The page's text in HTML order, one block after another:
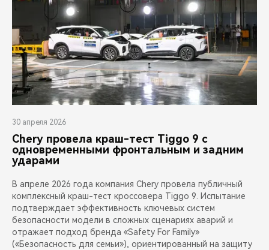
30 апреля 2026
Chery провела краш-тест Tiggo 9 с
одновременными фронтальным и задним
ударами
В апреле 2026 года компания Chery провела публичный
комплексный краш-тест кроссовера Tiggo 9. Испытание
подтверждает эффективность ключевых систем
безопасности модели в сложных сценариях аварий и
отражает подход бренда «Safety For Family»
(«Безопасность для семьи»), ориентированный на защиту